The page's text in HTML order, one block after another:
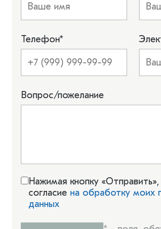
Телефон*
Вопрос/пожелание
Нажимая кнопку
согласие на обработку моих
данных